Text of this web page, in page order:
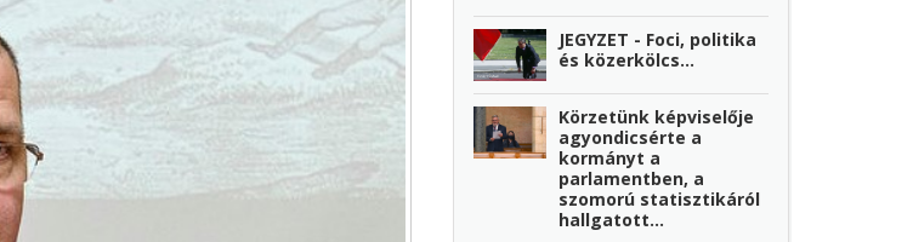
JEGYZET - Foci, politika
és közerkölcs…
Körzetünk képviselője
agyondicsérte a
kormányt a
parlamentben, a
szomorú statisztikáról
hallgatott...